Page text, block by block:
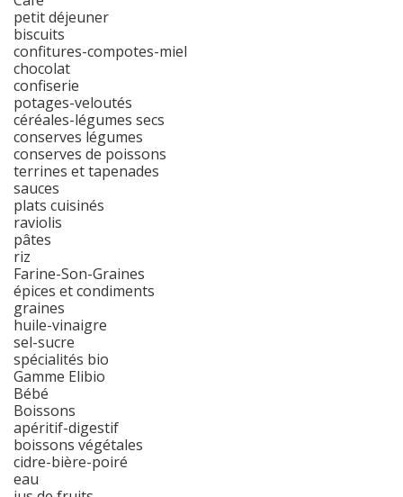
petit déjeuner
biscuits
confitures-compotes-miel
chocolat
confiserie
potages-veloutés
céréales-légumes secs
conserves légumes
conserves de poissons
terrines et tapenades
sauces
plats cuisinés
raviolis
pâtes
riz
Farine-Son-Graines
épices et condiments
graines
huile-vinaigre
sel-sucre
spécialités bio
Gamme Elibio
Bébé
Boissons
apéritif-digestif
boissons végétales
cidre-bière-poiré
eau